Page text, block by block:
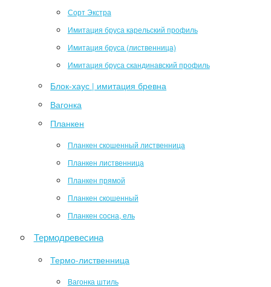
Сорт Экстра
Имитация бруса карельский профиль
Имитация бруса (лиственница)
Имитация бруса скандинавский профиль
Блок-хаус | имитация бревна
Вагонка
Планкен
Планкен скошенный лиственница
Планкен лиственница
Планкен прямой
Планкен скошенный
Планкен сосна, ель
Термодревесина
Термо-лиственница
Вагонка штиль